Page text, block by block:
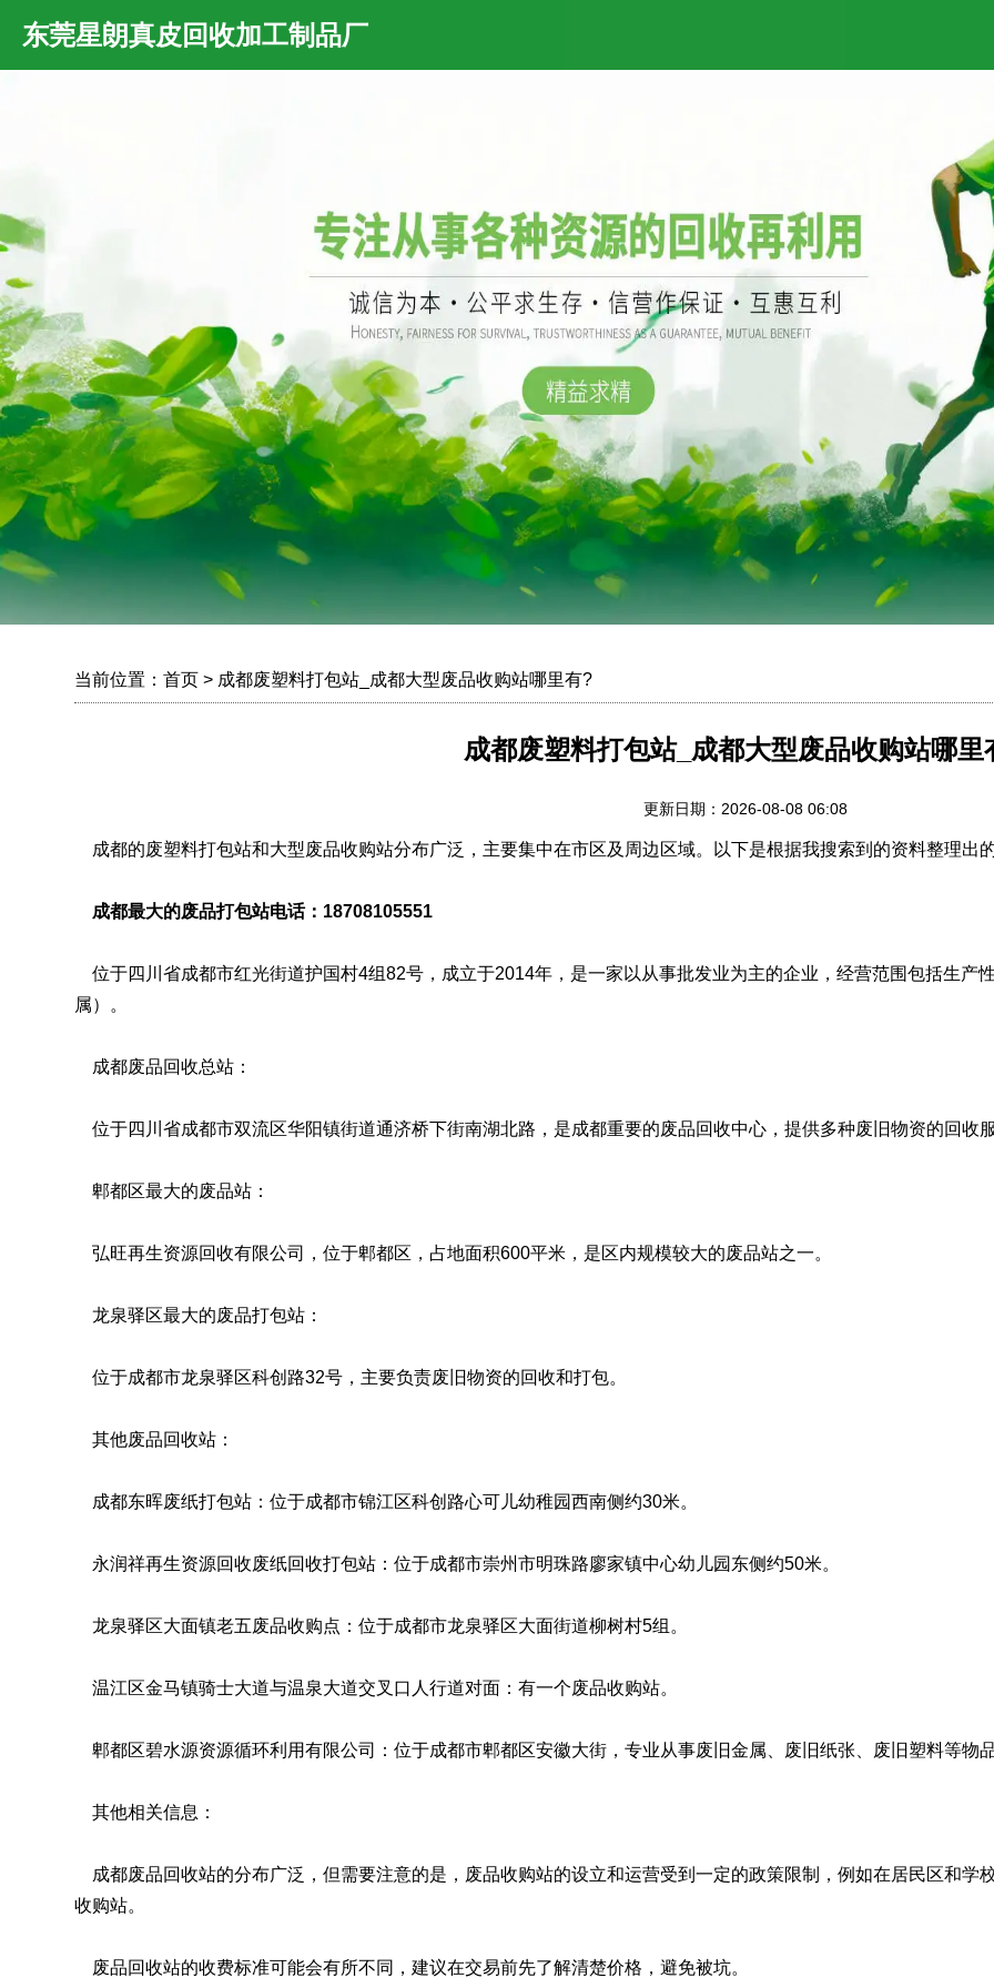
东莞星朗真皮回收加工制品厂
当前位置：首页 > 成都废塑料打包站_成都大型废品收购站哪里有?
成都废塑料打包站_成都大型废品收购站哪里
更新日期：2026-08-08 06:08
成都的废塑料打包站和大型废品收购站分布广泛，主要集中在市区及周边区域。以下是根据我搜索到的资料整理出
成都最大的废品打包站电话：18708105551
位于四川省成都市红光街道护国村4组82号，成立于2014年，是一家以从事批发业为主的企业，经营范围包括生产
属）。
成都废品回收总站：
位于四川省成都市双流区华阳镇街道通济桥下街南湖北路，是成都重要的废品回收中心，提供多种废旧物资的回收
郫都区最大的废品站：
弘旺再生资源回收有限公司，位于郫都区，占地面积600平米，是区内规模较大的废品站之一。
龙泉驿区最大的废品打包站：
位于成都市龙泉驿区科创路32号，主要负责废旧物资的回收和打包。
其他废品回收站：
成都东晖废纸打包站：位于成都市锦江区科创路心可儿幼稚园西南侧约30米。
永润祥再生资源回收废纸回收打包站：位于成都市崇州市明珠路廖家镇中心幼儿园东侧约50米。
龙泉驿区大面镇老五废品收购点：位于成都市龙泉驿区大面街道柳树村5组。
温江区金马镇骑士大道与温泉大道交叉口人行道对面：有一个废品收购站。
郫都区碧水源资源循环利用有限公司：位于成都市郫都区安徽大街，专业从事废旧金属、废旧纸张、废旧塑料等物
其他相关信息：
成都废品回收站的分布广泛，但需要注意的是，废品收购站的设立和运营受到一定的政策限制，例如在居民区和学
收购站。
废品回收站的收费标准可能会有所不同，建议在交易前先了解清楚价格，避免被坑。